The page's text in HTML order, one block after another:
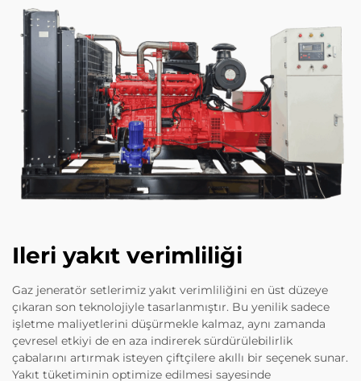
Ileri yakıt verimliliği
Gaz jeneratör setlerimiz yakıt verimliliğini en üst düzeye
çıkaran son teknolojiyle tasarlanmıştır. Bu yenilik sadece
işletme maliyetlerini düşürmekle kalmaz, aynı zamanda
çevresel etkiyi de en aza indirerek sürdürülebilirlik
çabalarını artırmak isteyen çiftçilere akıllı bir seçenek sunar.
Yakıt tüketiminin optimize edilmesi sayesinde